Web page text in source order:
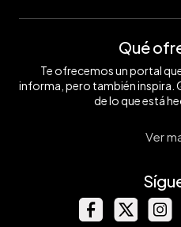
Qué
Te ofrecemos un portal
informa, pero también inspira.
de lo que está
Ver